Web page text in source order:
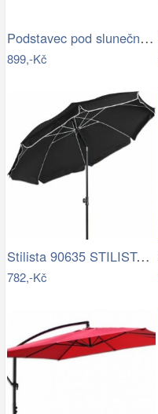
Podstavec pod slunečník Houseland Barx…
899,-Kč
Stilista 90635 STILISTA Zahradní…
782,-Kč